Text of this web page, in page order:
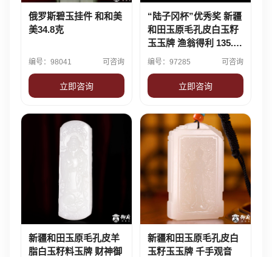
俄罗斯碧玉挂件 和和美
美34.8克
编号：98041 可咨询
立即咨询
“陆子冈杯”优秀奖 新疆
和田玉原毛孔皮白玉籽
玉玉牌 渔翁得利 135.5
克
编号：97285 可咨询
立即咨询
新疆和田玉原毛孔皮羊
脂白玉籽料玉牌 财神御
新疆和田玉原毛孔皮白
玉籽玉玉牌 千手观音